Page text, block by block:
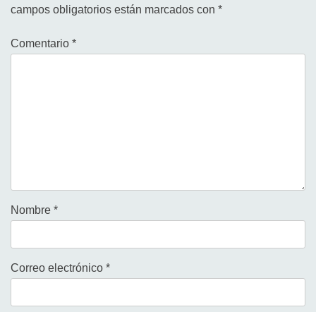
campos obligatorios están marcados con *
Comentario *
Nombre *
Correo electrónico *